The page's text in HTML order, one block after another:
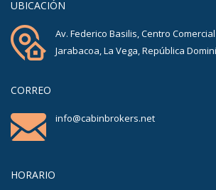
UBICACIÓN
Av. Federico Basilis, Centro
Jarabacoa, La Vega, República
CORREO
info@cabinbrokers.net
HORARIO